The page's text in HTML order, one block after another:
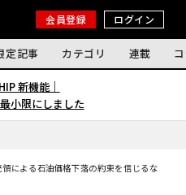
会員登録 ログイン
定記事 カテゴリ 連載
新機能｜
小限にしました
による石油価格下落の約束を信じるな